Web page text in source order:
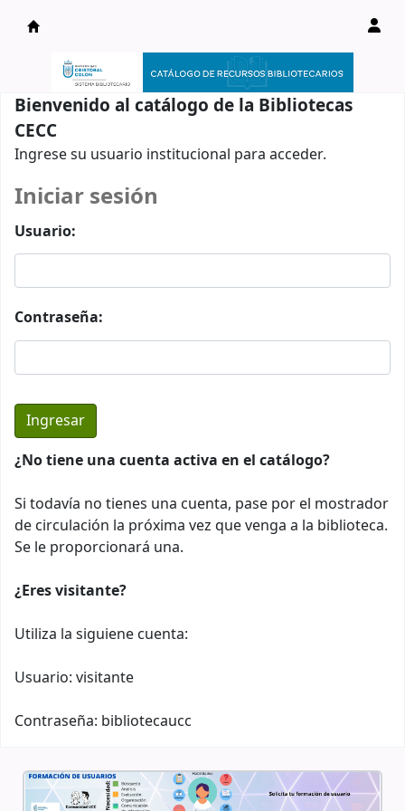
Catálogo en línea
Bienvenido al catálogo de la Bibliotecas
CECC
Ingrese su usuario institucional para acceder.
Iniciar sesión
Usuario:
Contraseña:
¿No tiene una cuenta activa en el catálogo?
Si todavía no tienes una cuenta, pase por el mostrador
de circulación la próxima vez que venga a la biblioteca.
Se le proporcionará una.
¿Eres visitante?
Utiliza la siguiene cuenta:
Usuario: visitante
Contraseña: bibliotecaucc